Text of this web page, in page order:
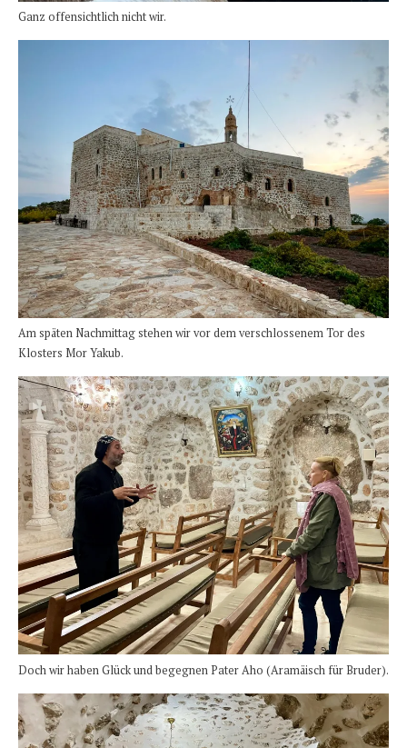
Ganz offensichtlich nicht wir.
Am späten Nachmittag stehen wir vor dem verschlossenem Tor des
Klosters Mor Yakub.
Doch wir haben Glück und begegnen Pater Aho (Aramäisch für Bruder).